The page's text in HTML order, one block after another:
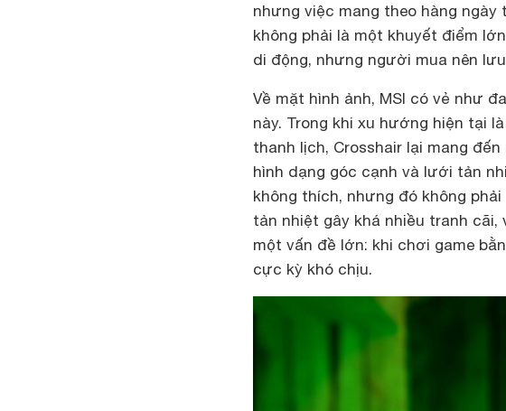
nhưng việc mang theo hàng
không phải là một khuyết điểm
di động, nhưng người mua nên
Về mặt hình ảnh, MSI có vẻ như
này. Trong khi xu hướng hiện tại
thanh lịch, Crosshair lại mang
hình dạng góc cạnh và lưới tản
không thích, nhưng đó không
tản nhiệt gây khá nhiều tranh
một vấn đề lớn: khi chơi game
cực kỳ khó chịu.